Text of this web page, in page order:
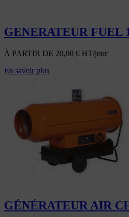
GENERATEUR FUEL
À PARTIR DE 20,00 € HT/jour
En savoir plus
GÉNÉRATEUR AIR